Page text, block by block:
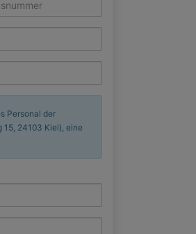
Personal der
15, 24103 Kiel), eine